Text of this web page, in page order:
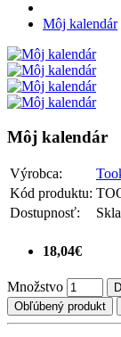
Môj kalendár
Môj kalendár
Výrobca:
Kód produktu:
Dostupnosť:
18,04€
Množstvo
Obľúbený produkt